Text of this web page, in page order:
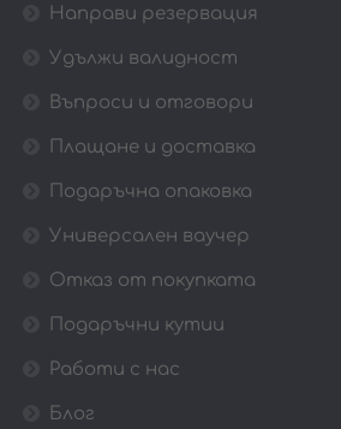
Направи резервация
Удължи валидност
Въпроси и отговори
Плащане и доставка
Подаръчна опаковка
Универсален ваучер
Отказ от покупката
Подаръчни кутии
Работи с нас
Блог